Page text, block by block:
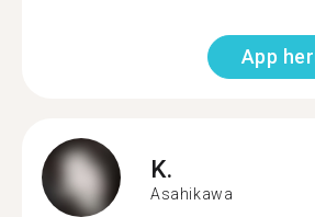
App
K.
Asahikawa